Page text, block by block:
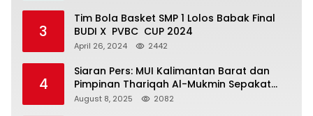
3
Tim Bola Basket SMP 1 Lolos Babak Final
BUDI X PVBC CUP 2024
April 26, 2024 2442
4
Siaran Pers: MUI Kalimantan Barat dan
Pimpinan Thariqah Al-Mukmin Sepakat
Jaga Umat
August 8, 2025 2082